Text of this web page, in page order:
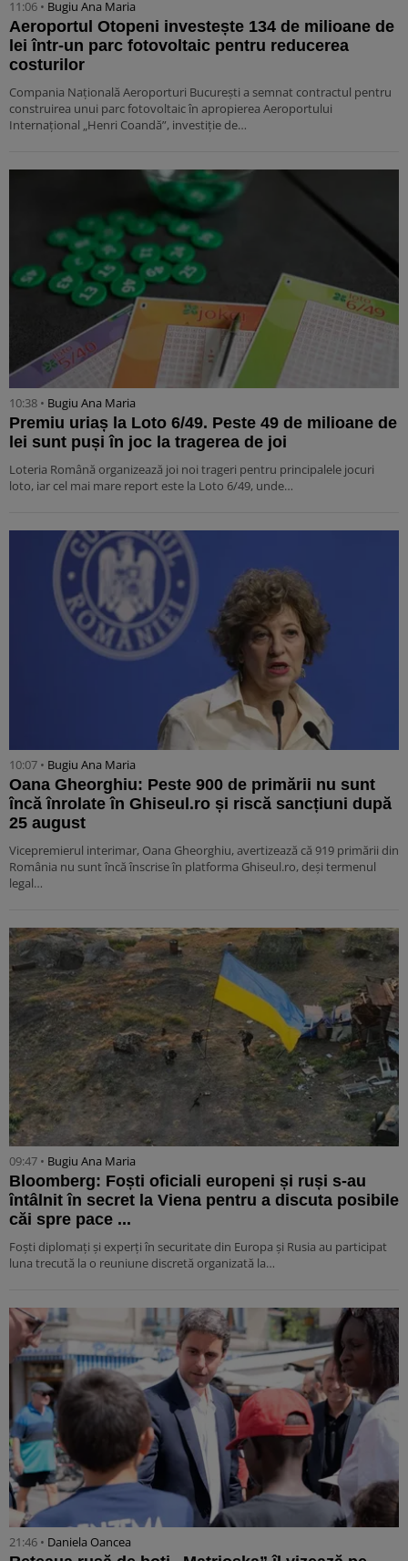
11:06 • Bugiu ⁠Ana Maria
Aeroportul Otopeni investește 134 de milioane de
lei într-un parc fotovoltaic pentru reducerea
costurilor
Compania Națională Aeroporturi București a semnat contractul pentru
construirea unui parc fotovoltaic în apropierea Aeroportului
Internațional „Henri Coandă”, investiție de…
10:38 • Bugiu ⁠Ana Maria
Premiu uriaș la Loto 6/49. Peste 49 de milioane de
lei sunt puși în joc la tragerea de joi
Loteria Română organizează joi noi trageri pentru principalele jocuri
loto, iar cel mai mare report este la Loto 6/49, unde…
10:07 • Bugiu ⁠Ana Maria
Oana Gheorghiu: Peste 900 de primării nu sunt
încă înrolate în Ghiseul.ro și riscă sancțiuni după
25 august
Vicepremierul interimar, Oana Gheorghiu, avertizează că 919 primării din
România nu sunt încă înscrise în platforma Ghiseul.ro, deși termenul
legal…
09:47 • Bugiu ⁠Ana Maria
Bloomberg: Foști oficiali europeni și ruși s-au
întâlnit în secret la Viena pentru a discuta posibile
căi spre pace ...
Foști diplomați și experți în securitate din Europa și Rusia au participat
luna trecută la o reuniune discretă organizată la…
21:46 • Daniela Oancea